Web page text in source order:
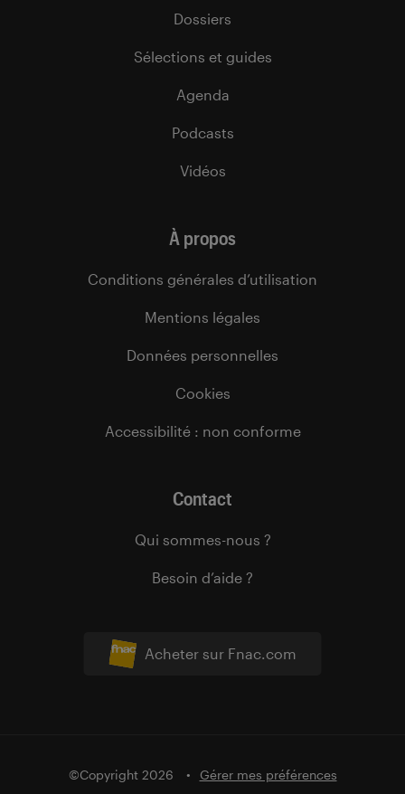
Acheter sur Fnac.com
Dossiers
Sélections et guides
Agenda
Podcasts
Vidéos
À propos
Conditions générales d’utilisation
Mentions légales
Données personnelles
Cookies
Accessibilité : non conforme
Contact
Qui sommes-nous ?
Besoin d’aide ?
©Copyright 2026 Gérer mes préférences